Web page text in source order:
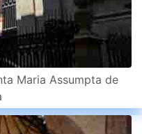
Maria Assumpta de